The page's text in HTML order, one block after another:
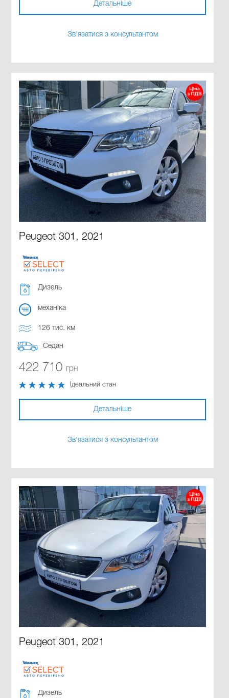
Детальніше
Зв'язатися з консультантом
Peugeot 301, 2021
Дизель
механіка
126 тис. км
Седан
422 710 грн
Ідеальний стан
Детальніше
Зв'язатися з консультантом
Peugeot 301, 2021
Дизель